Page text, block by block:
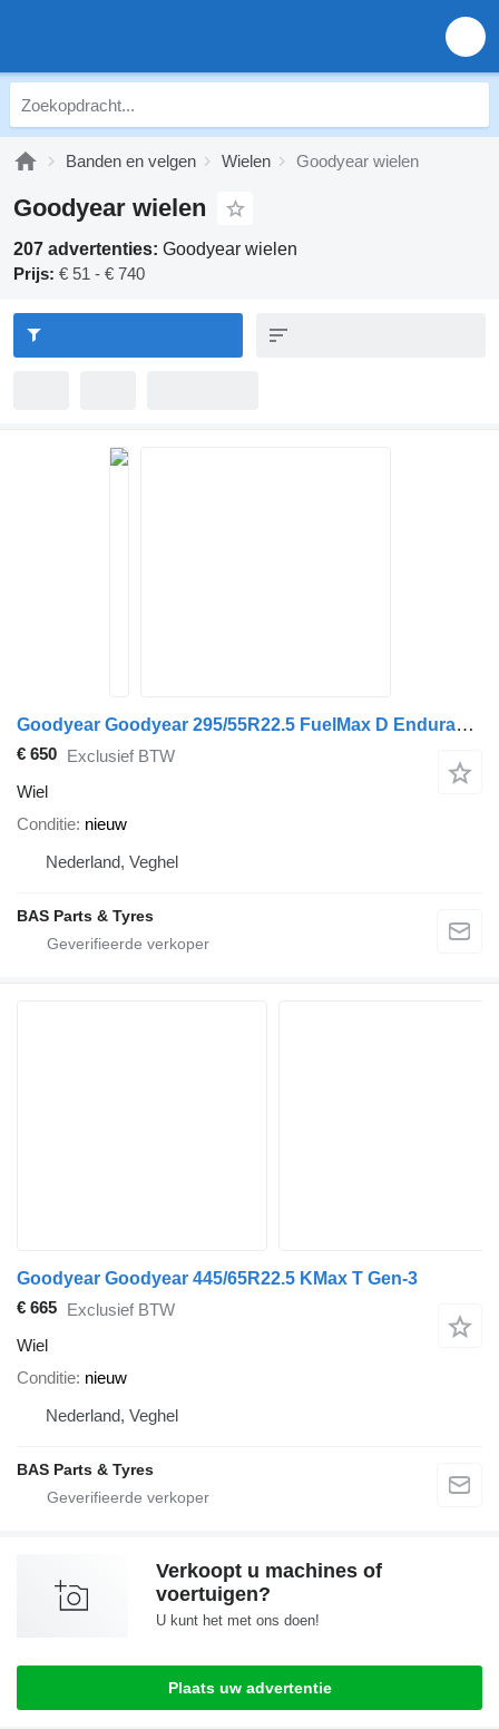
Banden en velgen Wielen Goodyear wielen
Goodyear wielen
207 advertenties: Goodyear wielen
Prijs: € 51 - € 740
Goodyear Goodyear 295/55R22.5 FuelMax D Endurance
€ 650 Exclusief BTW
Wiel
Conditie nieuw
Nederland, Veghel
BAS Parts & Tyres
Goodyear Goodyear 445/65R22.5 KMax T Gen-3
€ 665 Exclusief BTW
Wiel
Conditie nieuw
Nederland, Veghel
BAS Parts & Tyres
Verkoopt u machines of
voertuigen?
U kunt het met ons doen!
Plaats uw advertentie